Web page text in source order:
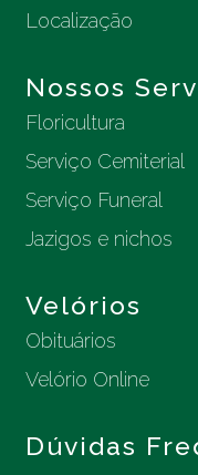
Localização
Nossos
Floricultura
Serviço Cemiterial
Serviço Funeral
Jazigos e nichos
Velórios
Obituários
Velório Online
Dúvidas